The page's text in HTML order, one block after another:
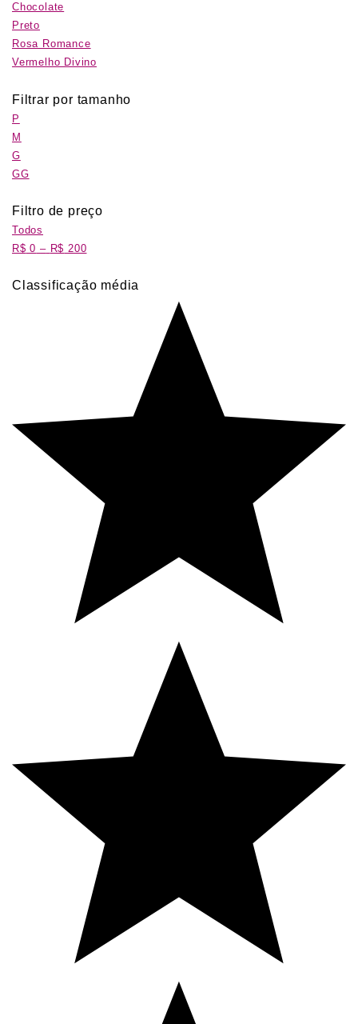
Chocolate
Preto
Rosa Romance
Vermelho Divino
Filtrar por tamanho
P
M
G
GG
Filtro de preço
Todos
R$ 0 – R$ 200
Classificação média